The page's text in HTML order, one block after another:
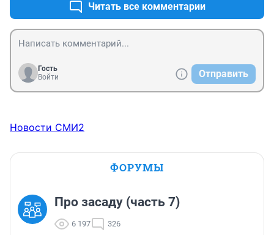
Читать все комментарии
Гость
Войти
Отправить
Новости СМИ2
ФОРУМЫ
Про засаду (часть 7)
6 197 326